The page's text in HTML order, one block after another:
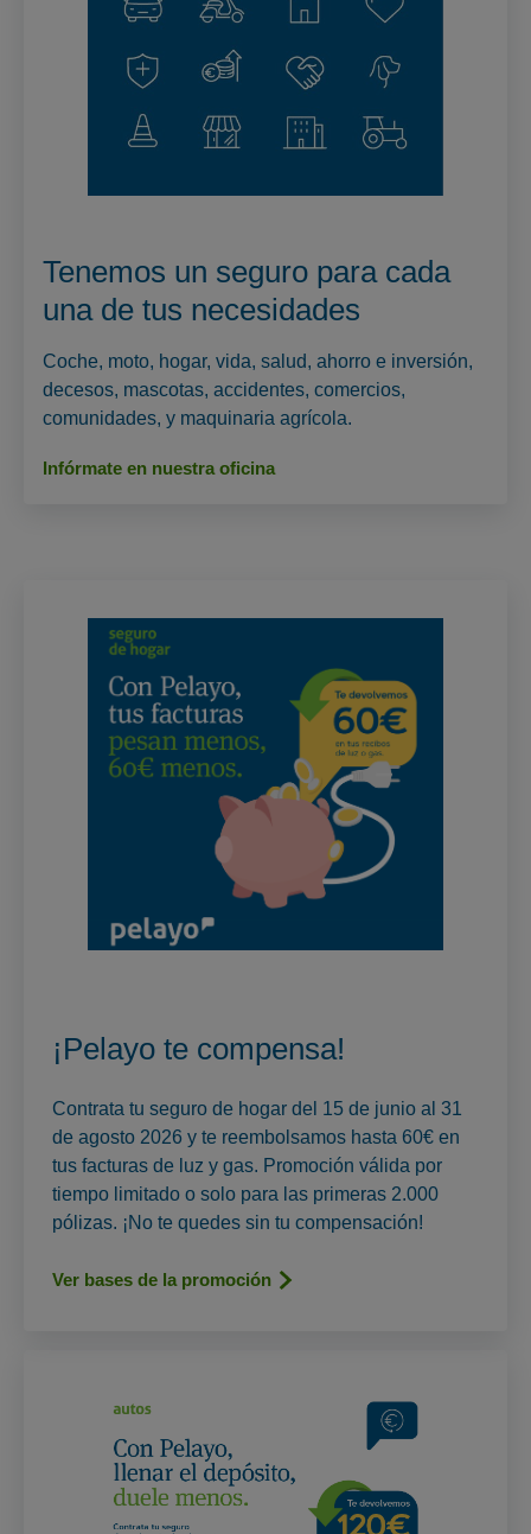
Tenemos un seguro para cada
una de tus necesidades
Coche, moto, hogar, vida, salud, ahorro e inversión,
decesos, mascotas, accidentes, comercios,
comunidades, y maquinaria agrícola.
Infórmate en nuestra oficina
¡Pelayo te compensa!
Contrata tu seguro de hogar del 15 de junio al 31
de agosto 2026 y te reembolsamos hasta 60€ en
tus facturas de luz y gas. Promoción válida por
tiempo limitado o solo para las primeras 2.000
pólizas. ¡No te quedes sin tu compensación!
Ver bases de la promoción